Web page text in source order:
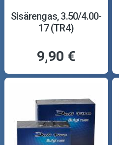
Sisärengas, 3.50/4.00-
17 (TR4)
9,90 €